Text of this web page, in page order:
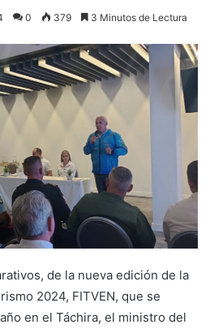
0 379 3 Minutos de Lectura
de la nueva edición de la
2024, FITVEN, que se
en el Táchira, el ministro del